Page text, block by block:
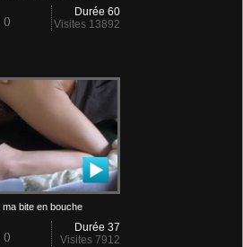
Durée 60
Visites 13892
()
ma bite en bouche
Durée 37
Visites 7912
()